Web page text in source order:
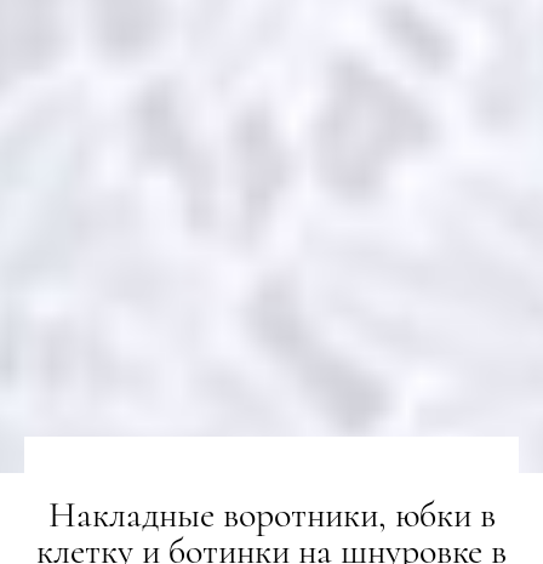
Накладные воротники, юбки в
клетку и ботинки на шнуровке в